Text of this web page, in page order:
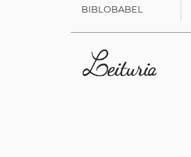
BIBLOBABEL